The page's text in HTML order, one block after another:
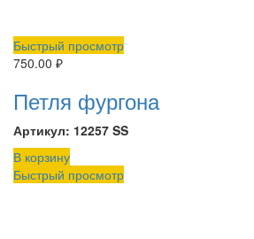
Быстрый просмотр
750.00 ₽
Петля фургона
Артикул: 12257 SS
В корзину
Быстрый просмотр